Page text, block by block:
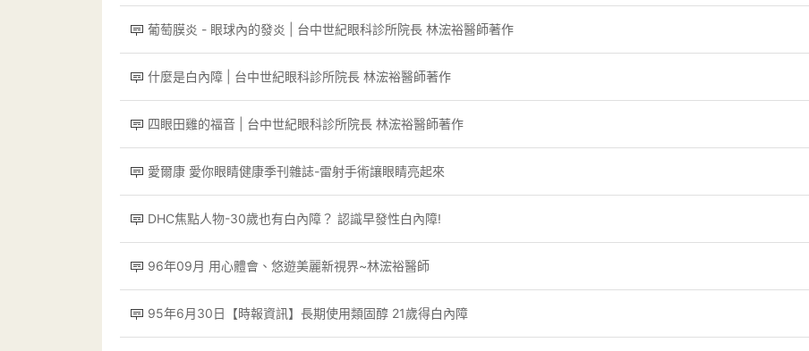
葡萄膜炎 - 眼球內的發炎 | 台中世紀眼科診所院長 林浤裕醫師著作
什麼是白內障 | 台中世紀眼科診所院長 林浤裕醫師著作
四眼田雞的福音 | 台中世紀眼科診所院長 林浤裕醫師著作
愛爾康 愛你眼睛健康季刊雜誌-雷射手術讓眼睛亮起來
DHC焦點人物-30歲也有白內障？ 認識早發性白內障!
96年09月 用心體會、悠遊美麗新視界~林浤裕醫師
95年6月30日【時報資訊】長期使用類固醇 21歲得白內障